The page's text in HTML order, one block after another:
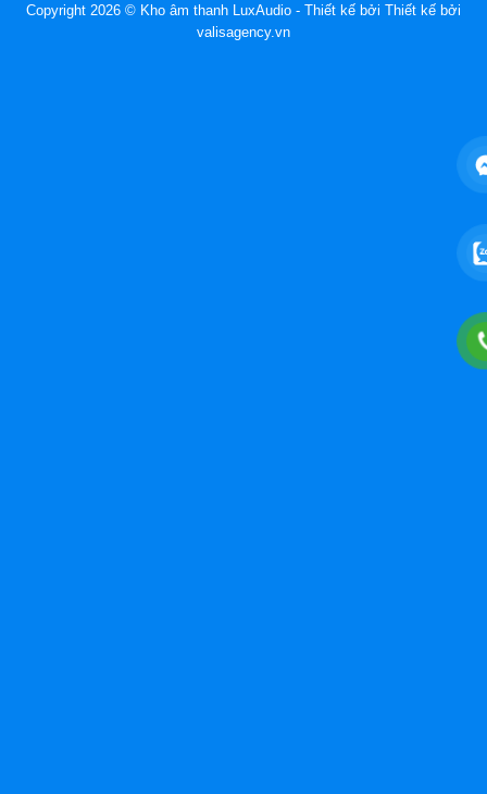
Copyright 2026 © Kho âm thanh LuxAudio - Thiết kế bởi Thiết kế bởi
valisagency.vn